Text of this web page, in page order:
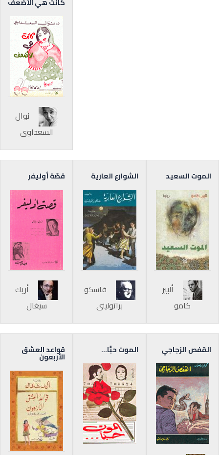
نوال
السعداوي
الموت السعيد
ألبير
كامو
الشوارع العارية
فاسكو
براتوليني
قصّة أوليفر
أريك
سيغال
القفص الزجاجي الموت حبًّا… قواعد العشق
الأربعون